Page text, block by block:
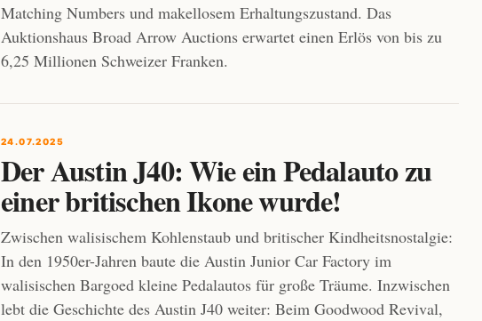
Matching Numbers und makellosem Erhaltungszustand. Das
Auktionshaus Broad Arrow Auctions erwartet einen Erlös von bis zu
6,25 Millionen Schweizer Franken.
24.07.2025
Der Austin J40: Wie ein Pedalauto zu
einer britischen Ikone wurde!
Zwischen walisischem Kohlenstaub und britischer Kindheitsnostalgie:
In den 1950er-Jahren baute die Austin Junior Car Factory im
walisischen Bargoed kleine Pedalautos für große Träume. Inzwischen
lebt die Geschichte des Austin J40 weiter: Beim Goodwood Revival,